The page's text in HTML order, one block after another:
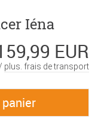
Iéna
EUR
plus. frais de transport